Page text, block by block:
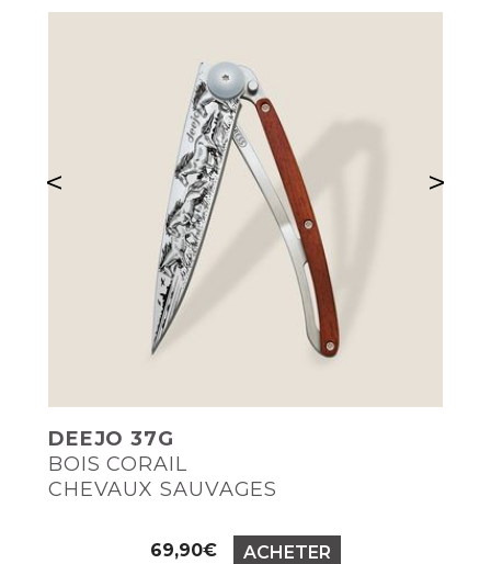
DEEJO 37G
BOIS CORAIL
CHEVAUX SAUVAGES
Prix
69,90€ ACHETER
< >